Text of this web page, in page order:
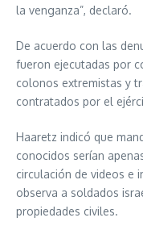
la venganza”, declaró.
De acuerdo con las
fueron ejecutadas por
colonos extremistas y
contratados por el
Haaretz indicó que
conocidos serían
circulación de videos e
observa a soldados
propiedades civiles.